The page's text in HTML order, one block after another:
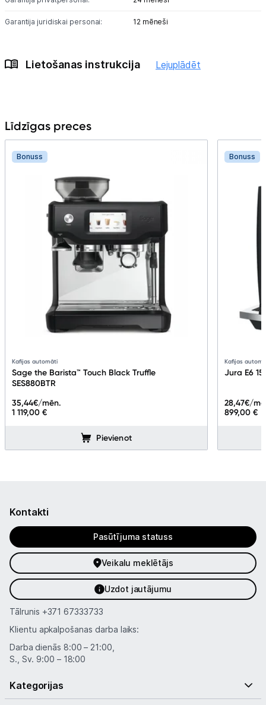
Garantija juridiskai personai: 12 mēneši
Lietošanas instrukcija Lejuplādēt
Līdzīgas preces
Bonuss
Kafijas automāti
Sage the Barista™ Touch Black Truffle
SES880BTR
1 119,00 €
35,44€/mēn.
Pievienot
Bonuss
Kafijas
Jura E6
899,00 €
28,47€/
Kontakti
Pasūtījuma statuss
Veikalu meklētājs
Uzdot jautājumu
Tālrunis +371 67333733
Klientu apkalpošanas darba laiks:
Darba dienās 8:00 – 21:00,
S., Sv. 9:00 – 18:00
Kategorijas